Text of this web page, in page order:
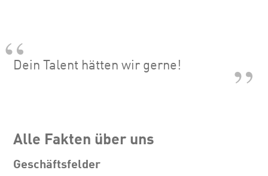
Dein Talent hätten wir gerne!
Alle Fakten über uns
Geschäftsfelder